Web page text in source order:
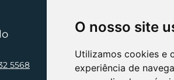
O nosso site
Utilizamos cookies e
experiência de
5568